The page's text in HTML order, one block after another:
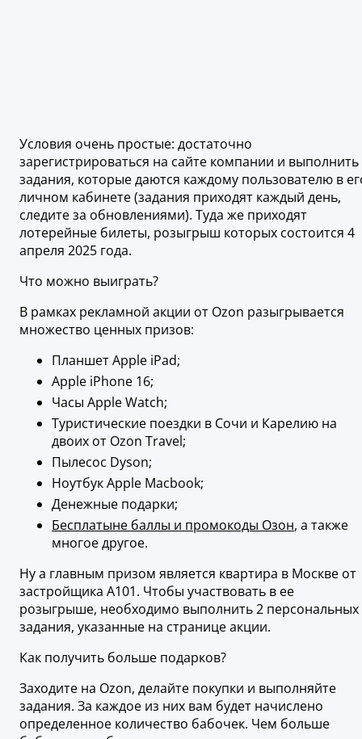
Условия очень простые: достаточно
зарегистрироваться на сайте компании и выполнить
задания, которые даются каждому пользователю в
личном кабинете (задания приходят каждый день,
следите за обновлениями). Туда же приходят
лотерейные билеты, розыгрыш которых состоится 4
апреля 2025 года.
Что можно выиграть?
В рамках рекламной акции от Ozon разыгрывается
множество ценных призов:
Планшет Apple iPad;
Apple iPhone 16;
Часы Apple Watch;
Туристические поездки в Сочи и Карелию на
двоих от Ozon Travel;
Пылесос Dyson;
Ноутбук Apple Macbook;
Денежные подарки;
Бесплатыне баллы и промокоды Озон, а также
многое другое.
Ну а главным призом является квартира в Москве от
застройщика А101. Чтобы участвовать в ее
розыгрыше, необходимо выполнить 2 персональных
задания, указанные на странице акции.
Как получить больше подарков?
Заходите на Ozon, делайте покупки и выполняйте
задания. За каждое из них вам будет начислено
определенное количество бабочек. Чем больше